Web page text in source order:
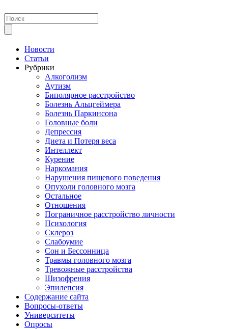
Новости
Статьи
Рубрики
Алкоголизм
Аутизм
Биполярное расстройство
Болезнь Альцгеймера
Болезнь Паркинсона
Головные боли
Депрессия
Диета и Потеря веса
Интеллект
Курение
Наркомания
Нарушения пищевого поведения
Опухоли головного мозга
Остальное
Отношения
Пограничное расстройство личности
Психология
Склероз
Слабоумие
Сон и Бессонница
Травмы головного мозга
Тревожные расстройства
Шизофрения
Эпилепсия
Содержание сайта
Вопросы-ответы
Университеты
Опросы